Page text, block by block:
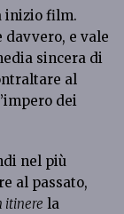
inizio film.
davvero, e vale
sincera di
al
dei
nel più
al passato,
itinere la